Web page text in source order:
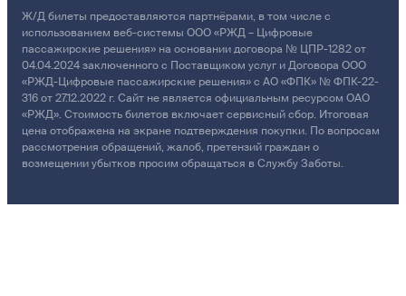
Ж/Д билеты предоставляются партнёрами, в том числе с
использованием веб-системы ООО «РЖД – Цифровые
пассажирские решения» на основании договора № ЦПР-1282 от
04.04.2024 заключенного с Поставщиком услуг и Договора ООО
«РЖД-Цифровые пассажирские решения» с АО «ФПК» № ФПК-22-
316 от 27.12.2022 г. Сайт не является официальным ресурсом ОАО
«РЖД». Стоимость билетов включает сервисный сбор. Итоговая
цена отображена на экране подтверждения покупки. По вопросам
рассмотрения обращений, жалоб, претензий граждан о
возмещении убытков просим обращаться в Службу Заботы.